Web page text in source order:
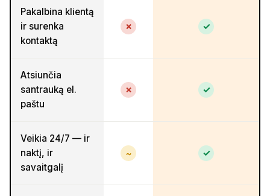
Pakalbina klientą
ir surenka
kontaktą
✗ ✓
Atsiunčia
santrauką el.
paštu
✗ ✓
Veikia 24/7 — ir
naktį, ir
savaitgalį
~ ✓